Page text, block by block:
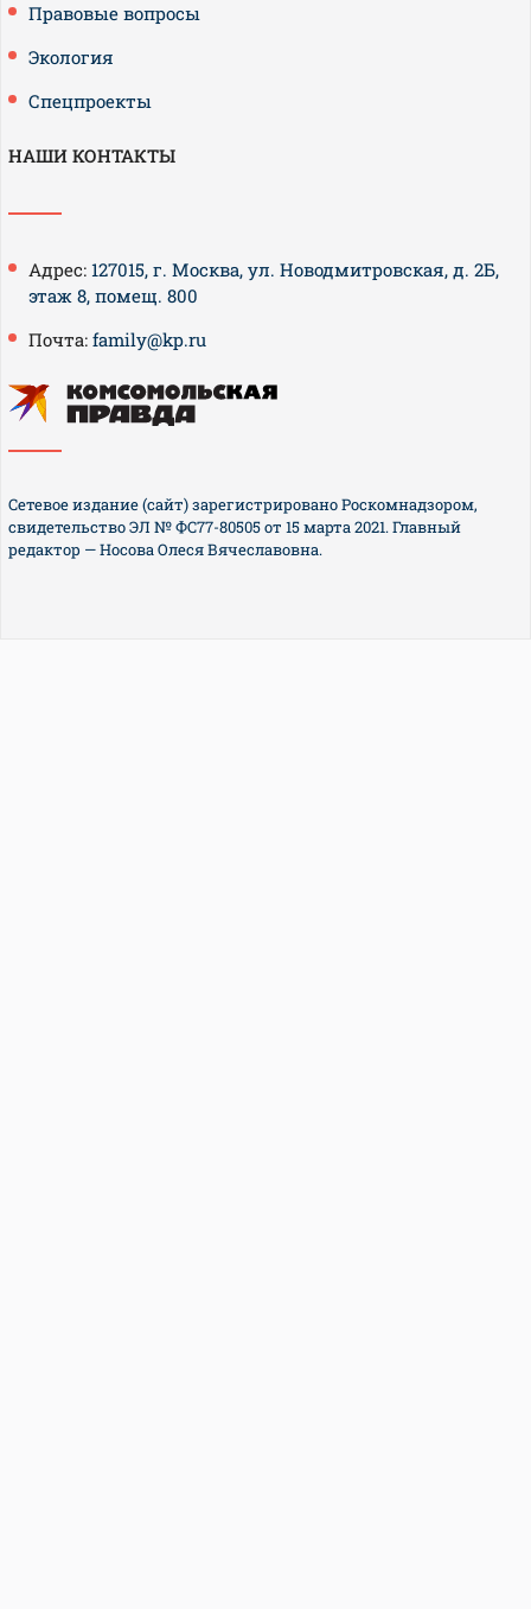
Правовые вопросы
Экология
Спецпроекты
НАШИ КОНТАКТЫ
Адрес: 127015, г. Москва, ул. Новодмитровская, д. 2Б,
этаж 8, помещ. 800
Почта: family@kp.ru
Сетевое издание (сайт) зарегистрировано Роскомнадзором,
свидетельство ЭЛ № ФС77-80505 от 15 марта 2021. Главный
редактор — Носова Олеся Вячеславовна.